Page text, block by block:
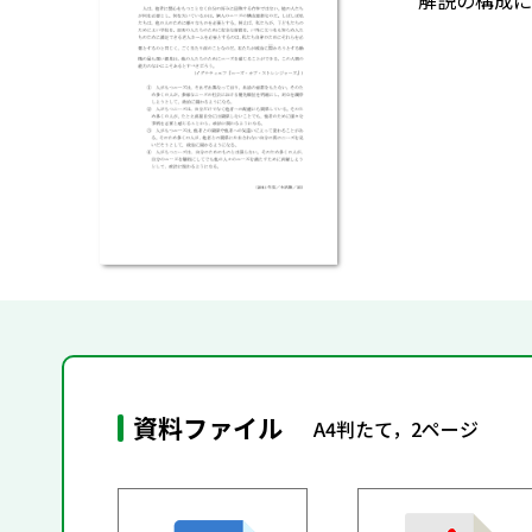
資料ファイル A4判たて，2ページ